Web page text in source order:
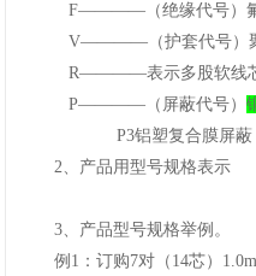
F————（绝缘代号）
V————（护套代号）
R————表示多股软线
P————（屏蔽代号）
P3铝塑复合膜屏蔽
2、产品用型号规格表示
3、产品型号规格举例。
例1：订购7对（14芯）